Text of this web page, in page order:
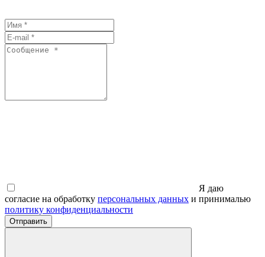
Я даю
согласие на обработку персональных данных и принималью
политику конфиденциальности
Отправить